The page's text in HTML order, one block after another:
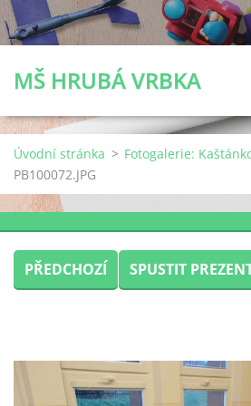
MŠ HRUBÁ VRBKA
Úvodní stránka > Fotogalerie:
PB100072.JPG
PŘEDCHOZÍ SPUSTIT